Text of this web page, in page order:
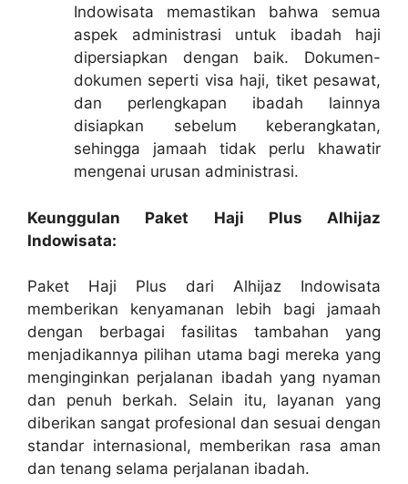
Indowisata memastikan bahwa semua
aspek administrasi untuk ibadah haji
dipersiapkan dengan baik. Dokumen-
dokumen seperti visa haji, tiket pesawat,
dan perlengkapan ibadah lainnya
disiapkan sebelum keberangkatan,
sehingga jamaah tidak perlu khawatir
mengenai urusan administrasi.
Keunggulan Paket Haji Plus Alhijaz
Indowisata:
Paket Haji Plus dari Alhijaz Indowisata
memberikan kenyamanan lebih bagi jamaah
dengan berbagai fasilitas tambahan yang
menjadikannya pilihan utama bagi mereka yang
menginginkan perjalanan ibadah yang nyaman
dan penuh berkah. Selain itu, layanan yang
diberikan sangat profesional dan sesuai dengan
standar internasional, memberikan rasa aman
dan tenang selama perjalanan ibadah.